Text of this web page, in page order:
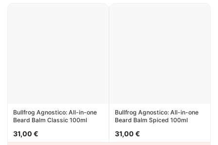
Bullfrog Agnostico: All-in-one
Beard Balm Classic 100ml
31,00 €
Bullfrog Agnostico: All-in-one
Beard Balm Spiced 100ml
31,00 €